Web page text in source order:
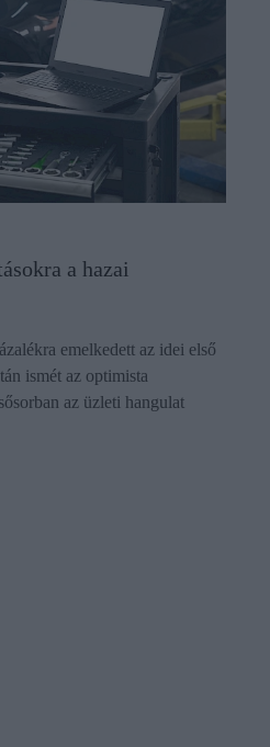
a hazai
emelkedett az idei első
ismét az optimista
az üzleti hangulat